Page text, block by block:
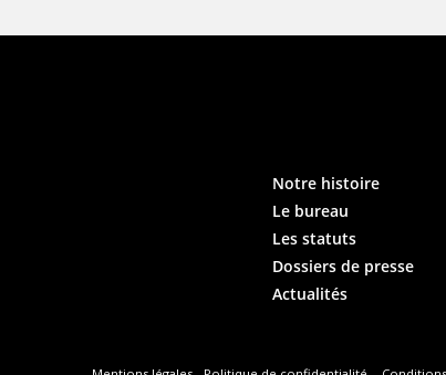
Notre histoire
Le bureau
Les statuts
Dossiers de presse
Actualités